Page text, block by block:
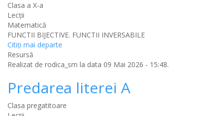
Clasa a X-a
Lecții
Matematică
FUNCTII BIJECTIVE. FUNCTII INVERSABILE
Citiţi mai departe
Resursă
Realizat de rodica_sm la data 09 Mai 2026 - 15:48.
Predarea literei A
Clasa pregatitoare